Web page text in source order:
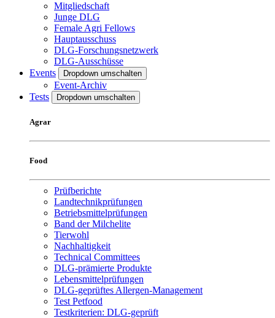
Mitgliedschaft
Junge DLG
Female Agri Fellows
Hauptausschuss
DLG-Forschungsnetzwerk
DLG-Ausschüsse
Events
Dropdown umschalten
Event-Archiv
Tests
Dropdown umschalten
Agrar
Food
Prüfberichte
Landtechnikprüfungen
Betriebsmittelprüfungen
Band der Milchelite
Tierwohl
Nachhaltigkeit
Technical Committees
DLG-prämierte Produkte
Lebensmittelprüfungen
DLG-geprüftes Allergen-Management
Test Petfood
Testkriterien: DLG-geprüft